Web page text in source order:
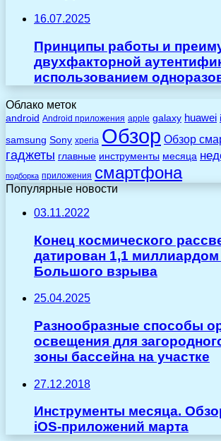
16.07.2025
Принципы работы и
двухфакторной
использованием
Облако меток
android Android приложения apple galaxy huawei
samsung Sony xperia Обзор Обзор
гаджеты главные инструменты месяца
подборка приложения смартфона
Популярные новости
03.11.2022
Конец космического
датирован 1,1 миллиардом
Большого взрыва
25.04.2025
Разнообразные способы
освещения для
зоны бассейна на участке
27.12.2018
Инструменты месяца.
iOS-приложений марта